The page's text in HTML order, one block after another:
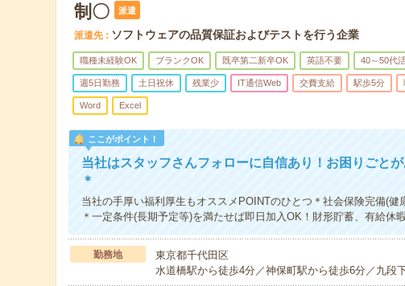
制〇
派遣
派遣先 ソフトウェアの品質保証およびテストを行う企業
職種未経験OK ブランクOK 既卒第二新卒OK 英語不要 40～50代
週5日勤務 土日祝休 残業少 IT通信Web 交費支給 駅歩5分
Word Excel
ここがポイント！
当社はスタッフさんフォローに自信あり！お困りごと
＊
当社の手厚い福利厚生もオススメPOINTのひとつ＊社会保険完備(
＊一定条件(長期予定等)を満たせば即日加入OK！財形貯蓄、有給休
勤務地
東京都千代田区
水道橋駅から徒歩4分／神保町駅から徒歩6分／九段